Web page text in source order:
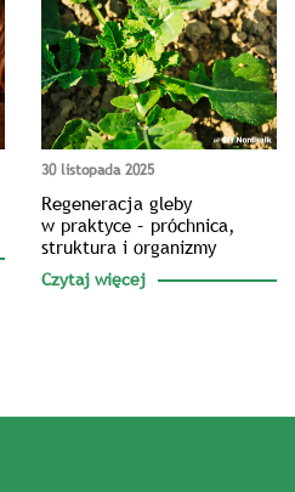
30 listopada 2025
Regeneracja gleby
w praktyce – próchnica,
struktura i organizmy
Czytaj więcej